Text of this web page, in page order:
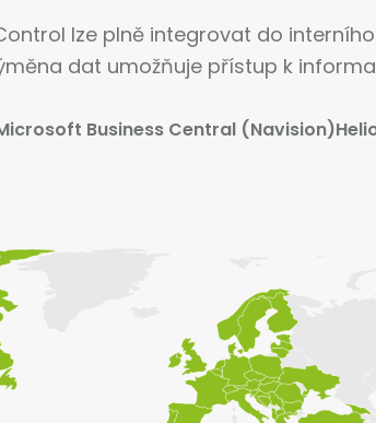
lze plně integrovat do
dat umožňuje přístup k
Business Central (Navision)